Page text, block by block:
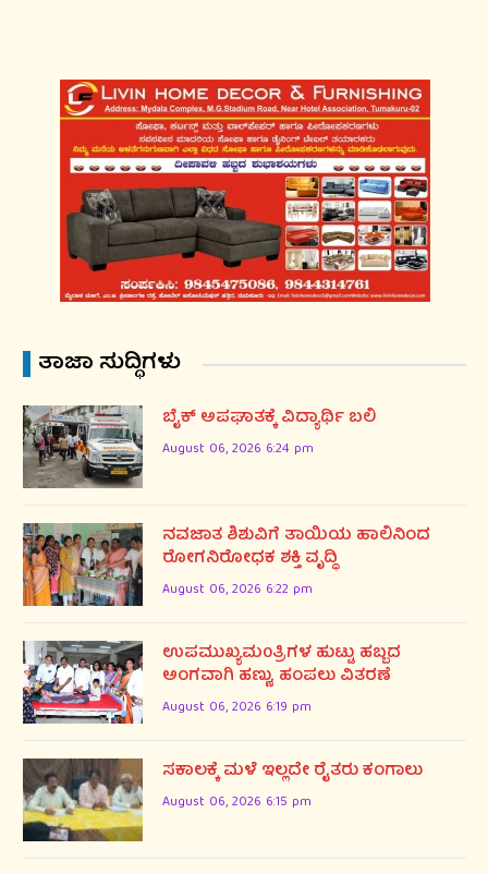
ತಾಜಾ ಸುದ್ಧಿಗಳು
ಬೈಕ್ ಅಪಘಾತಕ್ಕೆ ವಿದ್ಯಾರ್ಥಿ ಬಲಿ
August 06, 2026 6:24 pm
ನವಜಾತ ಶಿಶುವಿಗೆ ತಾಯಿಯ ಹಾಲಿನಿಂದ
ರೋಗನಿರೋಧಕ ಶಕ್ತಿ ವೃದ್ಧಿ
August 06, 2026 6:22 pm
ಉಪಮುಖ್ಯಮ0ತ್ರಿಗಳ ಹುಟ್ಟು ಹಬ್ಬದ
ಅಂಗವಾಗಿ ಹಣ್ಣು, ಹಂಪಲು ವಿತರಣೆ
August 06, 2026 6:19 pm
ಸಕಾಲಕ್ಕೆ ಮಳೆ ಇಲ್ಲದೇ ರೈತರು ಕಂಗಾಲು
August 06, 2026 6:15 pm